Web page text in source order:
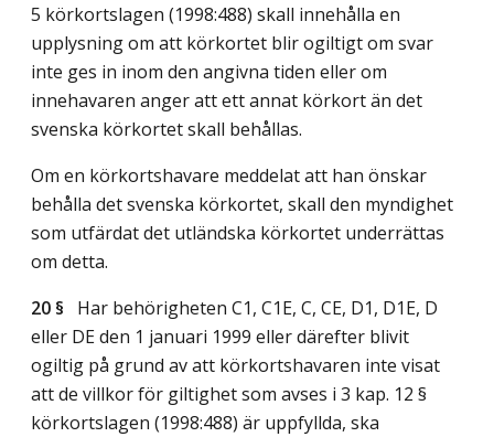
5 körkortslagen (1998:488) skall innehålla en
upplysning om att körkortet blir ogiltigt om svar
inte ges in inom den angivna tiden eller om
innehavaren anger att ett annat körkort än det
svenska körkortet skall behållas.
Om en körkortshavare meddelat att han önskar
behålla det svenska körkortet, skall den myndighet
som utfärdat det utländska körkortet underrättas
om detta.
20 § Har behörigheten C1, C1E, C, CE, D1, D1E, D
eller DE den 1 januari 1999 eller därefter blivit
ogiltig på grund av att körkortshavaren inte visat
att de villkor för giltighet som avses i 3 kap. 12 §
körkortslagen (1998:488) är uppfyllda, ska